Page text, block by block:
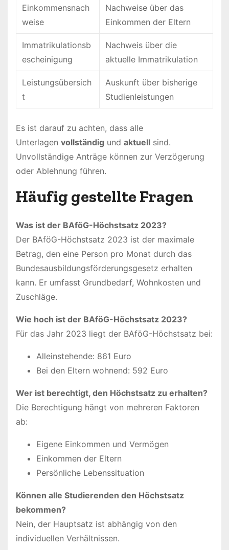
Einkommensnach
weise
Nachweise über das
Einkommen der Eltern
Immatrikulationsb
escheinigung
Nachweis über die
aktuelle Immatrikulation
Leistungsübersich
t
Auskunft über bisherige
Studienleistungen
Es ist darauf zu achten, dass alle
Unterlagen vollständig und aktuell sind.
Unvollständige Anträge können zur Verzögerung
oder Ablehnung führen.
Häufig gestellte Fragen
Was ist der BAföG-Höchstsatz 2023?
Der BAföG-Höchstsatz 2023 ist der maximale
Betrag, den eine Person pro Monat durch das
Bundesausbildungsförderungsgesetz erhalten
kann. Er umfasst Grundbedarf, Wohnkosten und
Zuschläge.
Wie hoch ist der BAföG-Höchstsatz 2023?
Für das Jahr 2023 liegt der BAföG-Höchstsatz bei:
Alleinstehende: 861 Euro
Bei den Eltern wohnend: 592 Euro
Wer ist berechtigt, den Höchstsatz zu erhalten?
Die Berechtigung hängt von mehreren Faktoren
ab:
Eigene Einkommen und Vermögen
Einkommen der Eltern
Persönliche Lebenssituation
Können alle Studierenden den Höchstsatz
bekommen?
Nein, der Hauptsatz ist abhängig von den
individuellen Verhältnissen.